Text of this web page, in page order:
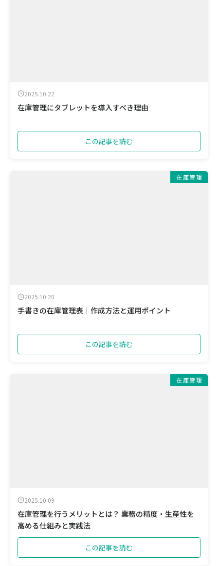
2025.10.22
在庫管理にタブレットを導入すべき理由
この記事を読む
在庫管理
2025.10.20
手書きの在庫管理表｜作成方法と運用ポイント
この記事を読む
在庫管理
2025.10.09
在庫管理を行うメリットとは？ 業務の精度・生産性を
高める仕組みと実践法
この記事を読む